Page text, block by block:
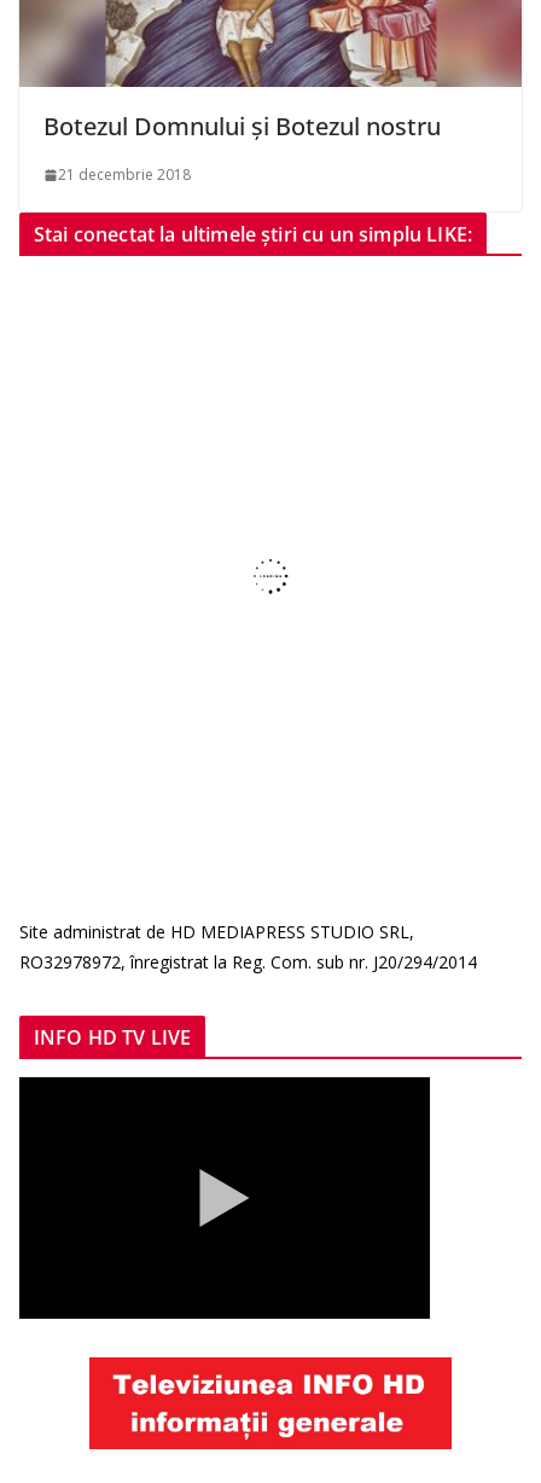
Botezul Domnului și Botezul nostru
21 decembrie 2018
Stai conectat la ultimele știri cu un simplu LIKE:
Site administrat de HD MEDIAPRESS STUDIO SRL,
RO32978972, înregistrat la Reg. Com. sub nr. J20/294/2014
INFO HD TV LIVE